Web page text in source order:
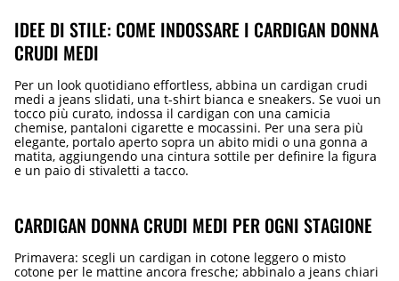
IDEE DI STILE: COME INDOSSARE I CARDIGAN DONNA
CRUDI MEDI
Per un look quotidiano effortless, abbina un cardigan crudi
medi a jeans slidati, una t-shirt bianca e sneakers. Se vuoi un
tocco più curato, indossa il cardigan con una camicia
chemise, pantaloni cigarette e mocassini. Per una sera più
elegante, portalo aperto sopra un abito midi o una gonna a
matita, aggiungendo una cintura sottile per definire la figura
e un paio di stivaletti a tacco.
CARDIGAN DONNA CRUDI MEDI PER OGNI STAGIONE
Primavera: scegli un cardigan in cotone leggero o misto
cotone per le mattine ancora fresche; abbinalo a jeans chiari